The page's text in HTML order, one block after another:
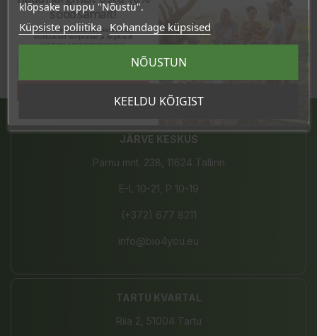
JÄRVE KESKUS
Pärnu mnt. 238, 11624 Tallinn
E-L 10-21, P 10-19
(+372) 677 8211
info@bio4you.eu
TARTU KVARTAL
Riia 2, 51004 Tartu
klõpsake nuppu "Nõustu".
Küpsiste poliitika Kohandage küpsised
KEELDU KÕIGIST
NÕUSTUN
soodsamalt!
Sind ootavad spetsiaalsed allahindlused,
eksklusiivsed kampaaniad ja kingitused!
Registreeru e-maili aadressiga ja saad